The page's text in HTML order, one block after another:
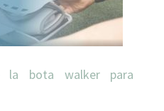
la bota walker para